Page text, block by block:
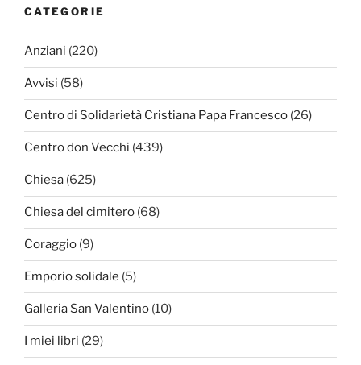
CATEGORIE
Anziani (220)
Avvisi (58)
Centro di Solidarietà Cristiana Papa Francesco (26)
Centro don Vecchi (439)
Chiesa (625)
Chiesa del cimitero (68)
Coraggio (9)
Emporio solidale (5)
Galleria San Valentino (10)
I miei libri (29)